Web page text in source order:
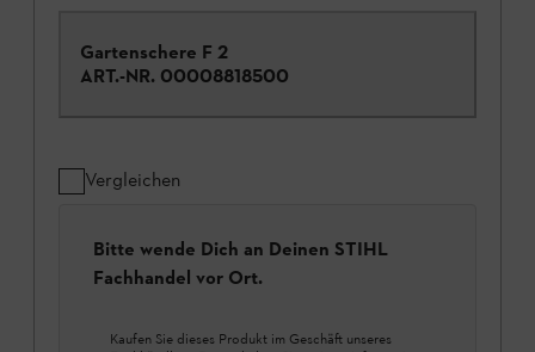
Gartenschere F 2
ART.-NR. 00008818500
Vergleichen
Bitte wende Dich an Deinen STIHL
Fachhandel vor Ort.
Kaufen Sie dieses Produkt im Geschäft unseres